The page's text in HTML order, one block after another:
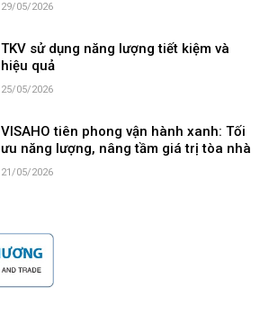
29/05/2026
TKV sử dụng năng lượng tiết kiệm và
hiệu quả
25/05/2026
VISAHO tiên phong vận hành xanh: Tối
ưu năng lượng, nâng tầm giá trị tòa nhà
21/05/2026